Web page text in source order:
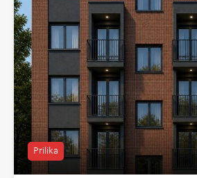
Prilika